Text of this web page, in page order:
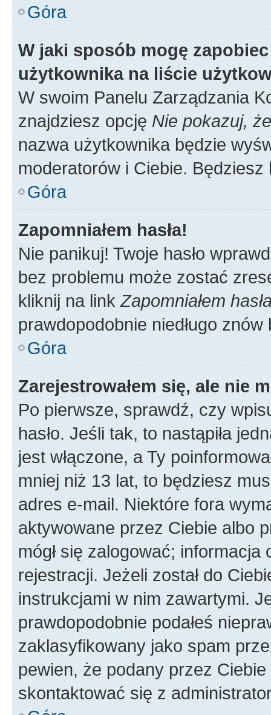
Góra
W jaki sposób mogę
użytkownika na liście
W swoim Panelu Zarządzania
znajdziesz opcję Nie pokazuj,
nazwa użytkownika będzie
moderatorów i Ciebie.
Góra
Zapomniałem hasła!
Nie panikuj! Twoje hasło
bez problemu może zostać
kliknij na linkZapomniałem
prawdopodobnie niedługo
Góra
Zarejestrowałem się, ale nie
Po pierwsze, sprawdź, czy
hasło. Jeśli tak, to nastąpiła
jest włączone, a Ty
mniej niż 13 lat, to będziesz
adres e-mail. Niektóre fora
aktywowane przez Ciebie albo
mógł się zalogować;
rejestracji. Jeżeli został do
instrukcjami w nim zawartymi.
prawdopodobnie podałeś
zaklasyfikowany jako spam
pewien, że podany przez
skontaktować się z